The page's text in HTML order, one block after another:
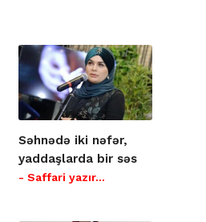
Səhnədə iki nəfər,
yaddaşlarda bir səs
- Saffari yazır…